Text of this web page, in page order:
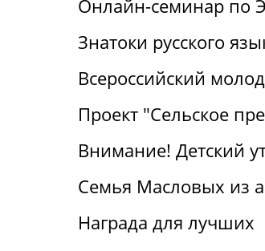
Онлайн-семинар по
Знатоки русского
Всероссийский
Проект "Сельское
Внимание! Детский
Семья Масловых из
Награда для лучших